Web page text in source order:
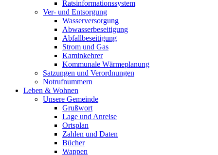
Ratsinformationssystem
Ver- und Entsorgung
Wasserversorgung
Abwasserbeseitigung
Abfallbeseitigung
Strom und Gas
Kaminkehrer
Kommunale Wärmeplanung
Satzungen und Verordnungen
Notrufnummern
Leben & Wohnen
Unsere Gemeinde
Grußwort
Lage und Anreise
Ortsplan
Zahlen und Daten
Bücher
Wappen